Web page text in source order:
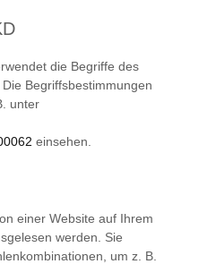
die Begriffe des
Begriffsbestimmungen
unter
einsehen.
einer Website auf Ihrem
werden. Sie
um z. B.